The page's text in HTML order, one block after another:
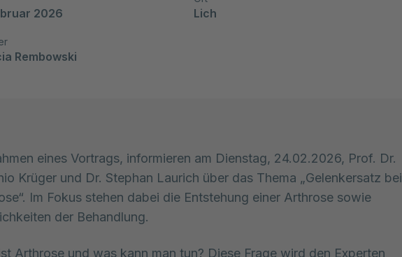
2026 Lich
Rembowski
eines Vortrags, informieren am Dienstag, 24.02.2026, Prof. Dr.
Krüger und Dr. Stephan Laurich über das Thema „Gelenkersatz bei
Im Fokus stehen dabei die Entstehung einer Arthrose sowie
der Behandlung.
Arthrose und was kann man tun? Diese Frage wird den Experten